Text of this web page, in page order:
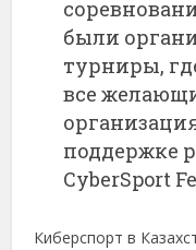
были
турниры,
все
поддержке
CyberSport
Киберспорт в